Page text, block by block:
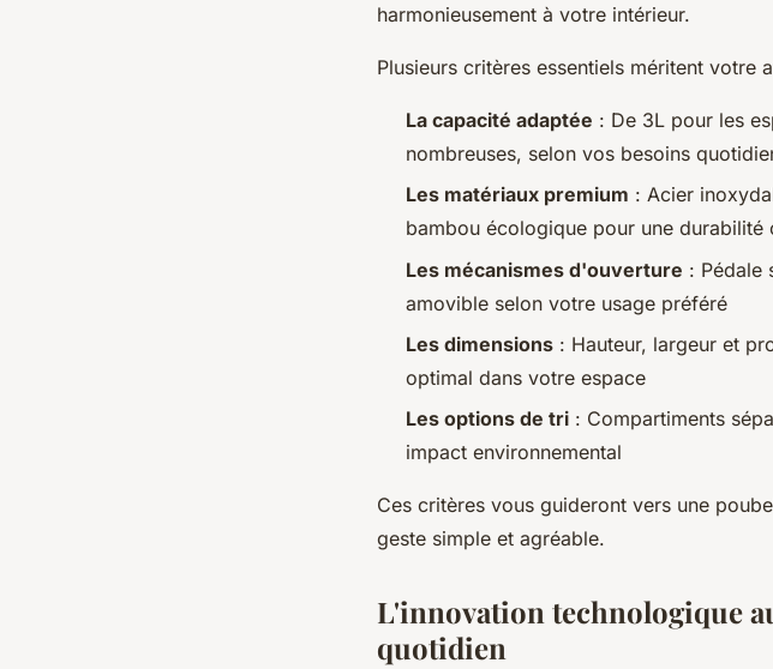
harmonieusement à votre intérieur.
Plusieurs critères essentiels méritent votre
La capacité adaptée : De 3L pour les
nombreuses, selon vos besoins
Les matériaux premium : Acier
bambou écologique pour une durabilité
Les mécanismes d'ouverture : Pédale
amovible selon votre usage préféré
Les dimensions : Hauteur, largeur et
optimal dans votre espace
Les options de tri : Compartiments
impact environnemental
Ces critères vous guideront vers une
geste simple et agréable.
L'innovation technologique
quotidien